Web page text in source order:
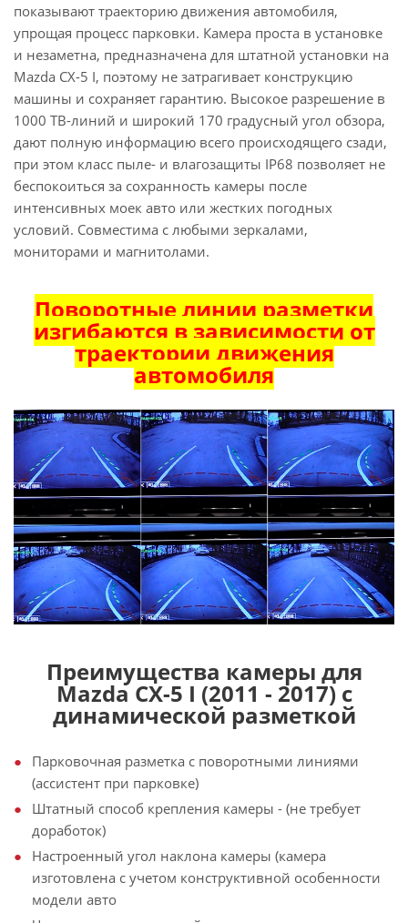
показывают траекторию движения автомобиля,
упрощая процесс парковки. Камера проста в установке
и незаметна, предназначена для штатной установки на
Mazda CX-5 I, поэтому не затрагивает конструкцию
машины и сохраняет гарантию. Высокое разрешение в
1000 ТВ-линий и широкий 170 градусный угол обзора,
дают полную информацию всего происходящего сзади,
при этом класс пыле- и влагозащиты IP68 позволяет не
беспокоиться за сохранность камеры после
интенсивных моек авто или жестких погодных
условий. Совместима с любыми зеркалами,
мониторами и магнитолами.
Поворотные линии разметки
изгибаются в зависимости от
траектории движения
автомобиля
Преимущества камеры для
Mazda CX-5 I (2011 - 2017) с
динамической разметкой
Парковочная разметка с поворотными линиями
(ассистент при парковке)
Штатный способ крепления камеры - (не требует
доработок)
Настроенный угол наклона камеры (камера
изготовлена с учетом конструктивной особенности
модели авто